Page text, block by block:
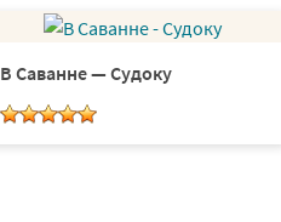
В Саванне — Судоку